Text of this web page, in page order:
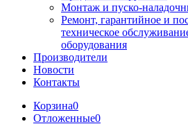
Монтаж и пуско-
Ремонт, гарантийное и
техническое
оборудования
Производители
Новости
Контакты
Корзина0
Отложенные0